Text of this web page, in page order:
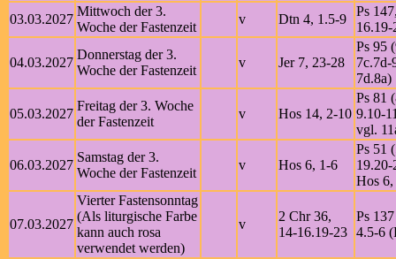
03.03.2027
Mittwoch der 3.
Woche der Fastenzeit
v Dtn 4, 1.5-9
Ps
16.19-
04.03.2027
Donnerstag der 3.
Woche der Fastenzeit
v Jer 7, 23-28
Ps 95
7c.7d-
7d.8a)
05.03.2027
Freitag der 3. Woche
der Fastenzeit
v Hos 14, 2-10
Ps 81
9.10-
vgl.
06.03.2027
Samstag der 3.
Woche der Fastenzeit
v Hos 6, 1-6
Ps 51
Hos 6,
07.03.2027
Vierter Fastensonntag
(Als liturgische Farbe
kann auch rosa
verwendet werden)
v
2 Chr 36,
14-16.19-23
Ps
4.5-6